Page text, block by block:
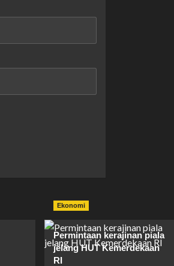
Ekonomi
Permintaan kerajinan piala
jelang HUT Kemerdekaan
RI